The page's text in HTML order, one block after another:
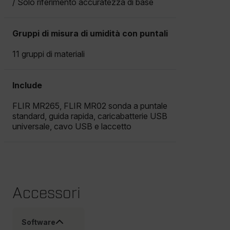
/ Solo riferimento accuratezza di base
Gruppi di misura di umidità con puntali
11 gruppi di materiali
Include
FLIR MR265, FLIR MR02 sonda a puntale
standard, guida rapida, caricabatterie USB
universale, cavo USB e laccetto
Accessori
Software
Strettamente necessari
Performance
Nome
cart_products_oids